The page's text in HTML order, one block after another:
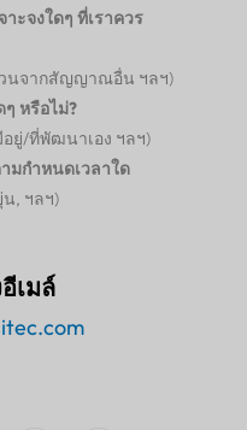
ะจงใดๆ ที่เราควร
จากสัญญาณอื่น ฯลฯ)
หรือไม่?
ยู่/ที่พัฒนาเอง ฯลฯ)
กำหนดเวลาใด
น, ฯลฯ)
เมล์